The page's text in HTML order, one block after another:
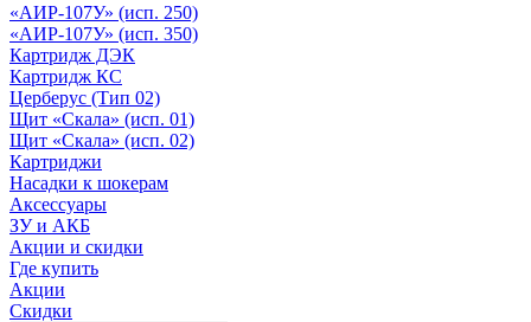
«АИР-107У» (исп. 250)
«АИР-107У» (исп. 350)
Картридж ДЭК
Картридж КС
Церберус (Тип 02)
Щит «Скала» (исп. 01)
Щит «Скала» (исп. 02)
Картриджи
Насадки к шокерам
Аксессуары
ЗУ и АКБ
Акции и скидки
Где купить
Акции
Скидки